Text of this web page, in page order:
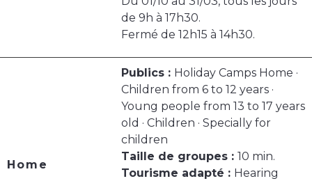
de 9h à 17h30.
Fermé de 12h15 à 14h30.
Home
Publics : Holiday Camps Home ·
Children from 6 to 12 years ·
Young people from 13 to 17 years
old · Children · Specially for
children
Taille de groupes : 10 min.
Tourisme adapté : Hearing